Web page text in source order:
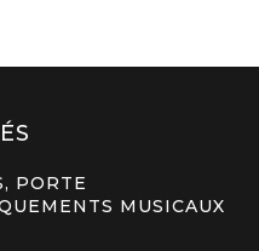
PORTE
MUSICAUX